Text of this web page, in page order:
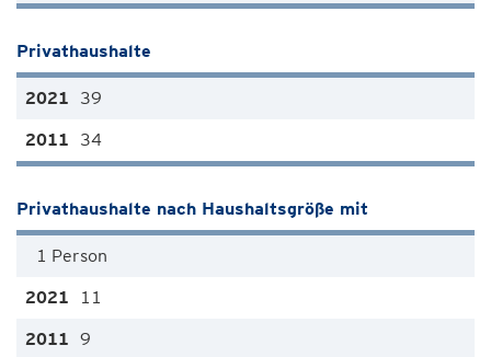
Privathaushalte
39
34
Privathaushalte nach Haushaltsgröße mit
1 Person
11
9